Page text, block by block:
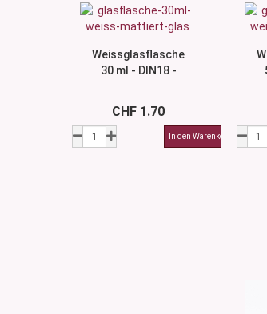
Weissglasflasche
30 ml - DIN18 -
CHF 1.70